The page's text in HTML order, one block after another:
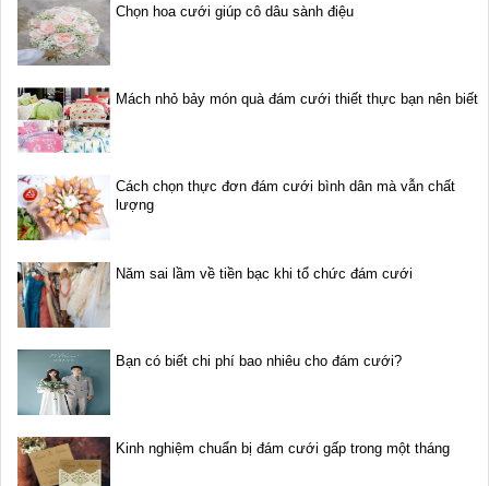
Chọn hoa cưới giúp cô dâu sành điệu
Mách nhỏ bảy món quà đám cưới thiết thực bạn nên biết
Cách chọn thực đơn đám cưới bình dân mà vẫn chất
lượng
Năm sai lầm về tiền bạc khi tổ chức đám cưới
Bạn có biết chi phí bao nhiêu cho đám cưới?
Kinh nghiệm chuẩn bị đám cưới gấp trong một tháng